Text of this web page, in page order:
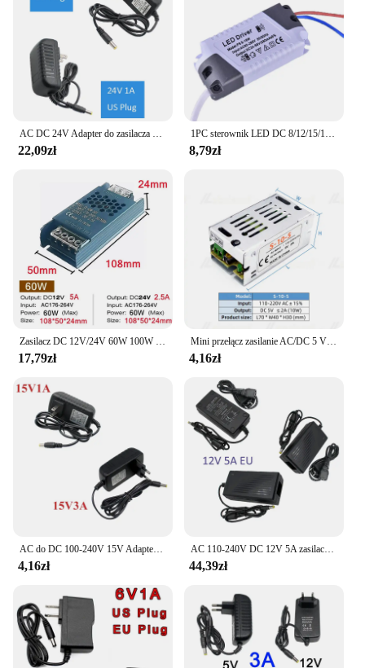
AC DC 24V Adapter do zasilacza 1A 220V do 24V 1000MA uniwersalna ładowarka ścienna do adaptera Adapter uniwersalny do lcd EU US Plug
22,09zł
1PC sterownik LED DC 8/12/15/18/21W zasilacz LED transformatory oświetleniowe do świateł LED DIY sterownik lampy panelowej
8,79zł
Zasilacz DC 12V/24V 60W 100W 200W 300W 400W Transformator oświetleniowy 5A 12A Ultra cienki przełącznik taśmy LED Lampa sterownicza
17,79zł
Mini przełącz zasilanie AC/DC 5 V 10W 2A napęd LED transformator oświetleniowy 110V 220V AC do DC 5 V 10Watt 2 konwerter napięcia
4,16zł
AC do DC 100-240V 15V Adapter do zasilacza 1A 2A 3A 4A 5A 220V do 15V uniwersalny zasilacz konwerter ładowarki z wtyczką ue US
4,16zł
AC 110-240V DC 12V 5A zasilacz uniwersalna moc Adapter ładowarki EU US UK do taśmy LED przełączania zasilania
44,39zł